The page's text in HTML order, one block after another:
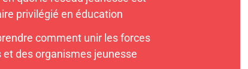
privilégié en éducation
comment unir les forces
et des organismes jeunesse